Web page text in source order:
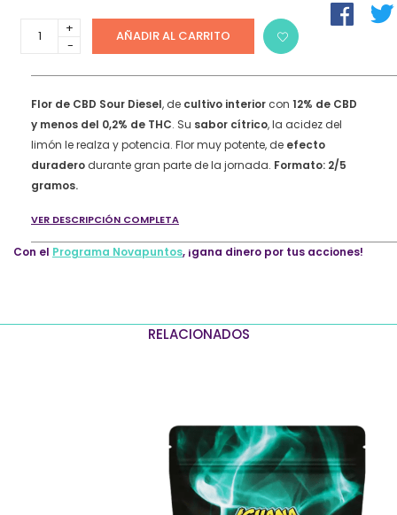
25,00 €
Sour
Diesel
AÑADIR AL CARRITO
Flor de CBD Sour Diesel, de cultivo interior con 12% de CBD
y menos del 0,2% de THC. Su sabor cítrico, la acidez del
limón le realza y potencia. Flor muy potente, de efecto
duradero durante gran parte de la jornada. Formato: 2/5
gramos.
VER DESCRIPCIÓN COMPLETA
Con el Programa Novapuntos, ¡gana dinero por tus acciones!
RELACIONADOS